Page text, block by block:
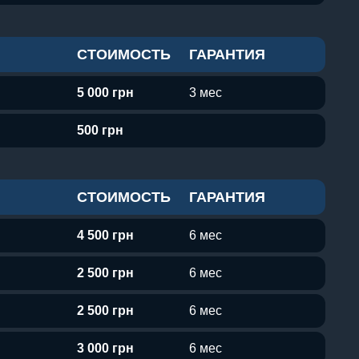
СТОИМОСТЬ ГАРАНТИЯ
5 000 грн 3 мес
500 грн
СТОИМОСТЬ ГАРАНТИЯ
4 500 грн 6 мес
2 500 грн 6 мес
2 500 грн 6 мес
3 000 грн 6 мес